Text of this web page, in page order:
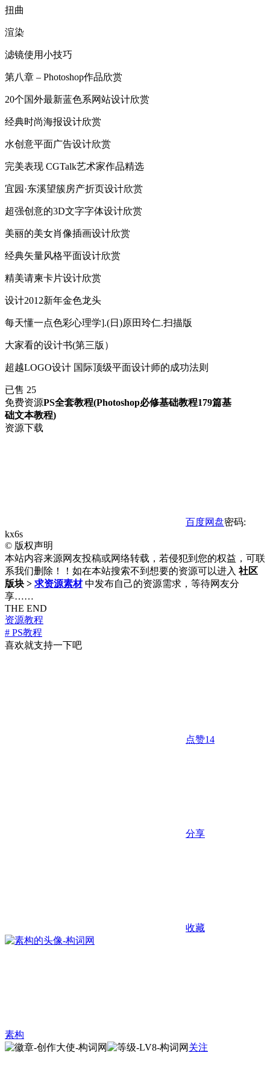
扭曲
渲染
滤镜使用小技巧
第八章 – Photoshop作品欣赏
20个国外最新蓝色系网站设计欣赏
经典时尚海报设计欣赏
水创意平面广告设计欣赏
完美表现 CGTalk艺术家作品精选
宜园·东溪望簇房产折页设计欣赏
超强创意的3D文字字体设计欣赏
美丽的美女肖像插画设计欣赏
经典矢量风格平面设计欣赏
精美请柬卡片设计欣赏
设计2012新年金色龙头
每天懂一点色彩心理学].(日)原田玲仁.扫描版
大家看的设计书(第三版）
超越LOGO设计 国际顶级平面设计师的成功法则
已售 25
免费资源PS全套教程(Photoshop必修基础教程179篇基
础文本教程)
资源下载
百度网盘密码:
kx6s
© 版权声明
本站内容来源网友投稿或网络转载，若侵犯到您的权益，可联
系我们删除！！如在本站搜索不到想要的资源可以进入 社区
版块 > 求资源素材 中发布自己的资源需求，等待网友分
享……
THE END
资源教程
# PS教程
喜欢就支持一下吧
点赞14
分享
收藏
素构
关注